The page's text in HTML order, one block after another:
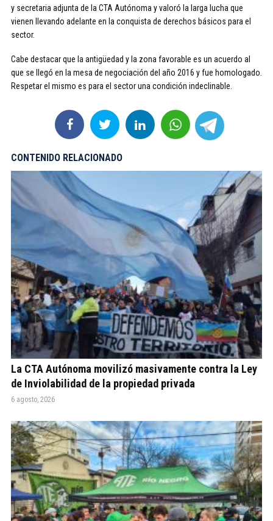
y secretaria adjunta de la CTA Autónoma y valoró la larga lucha que
vienen llevando adelante en la conquista de derechos básicos para el
sector.
Cabe destacar que la antigüedad y la zona favorable es un acuerdo al
que se llegó en la mesa de negociación del año 2016 y fue homologado.
Respetar el mismo es para el sector una condición indeclinable.
CONTENIDO RELACIONADO
La CTA Autónoma movilizó masivamente contra la Ley
de Inviolabilidad de la propiedad privada
6 agosto, 2026